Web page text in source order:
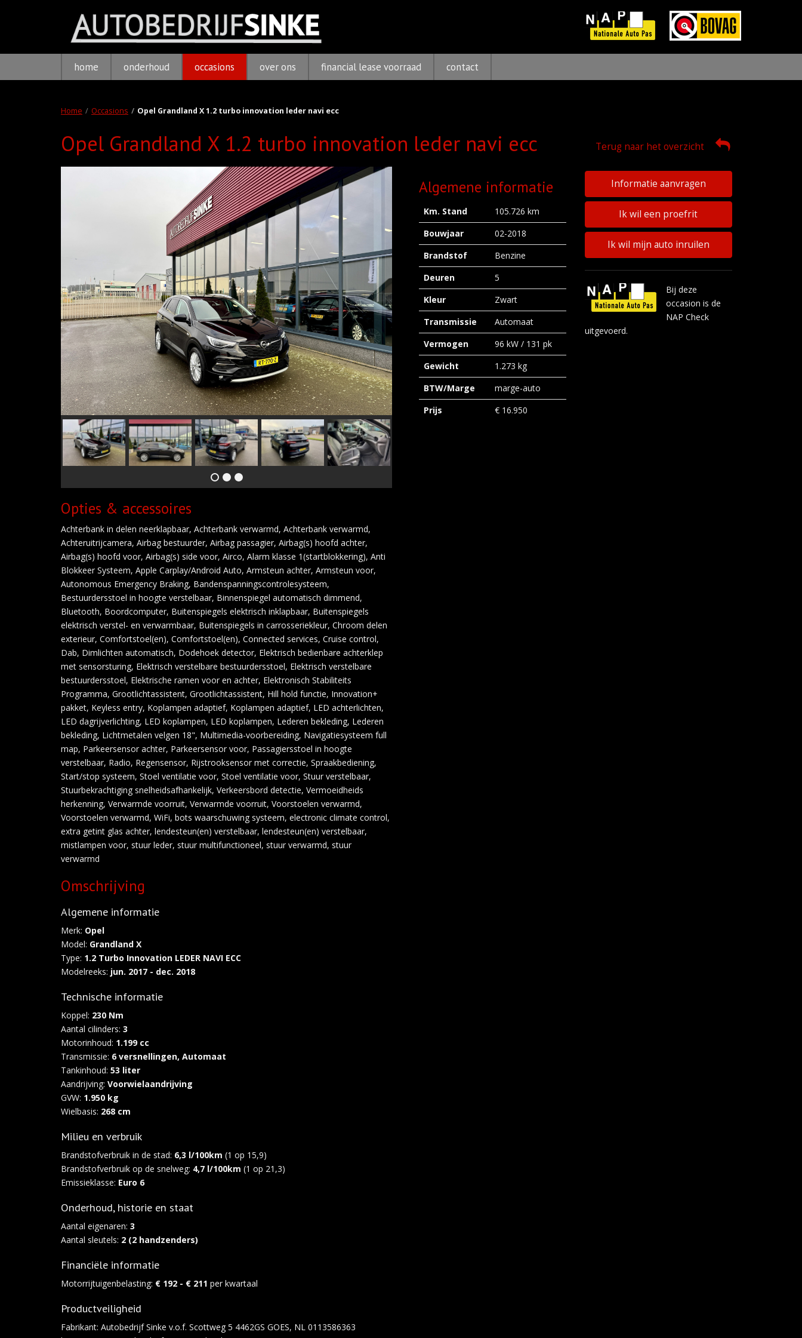
home onderhoud occasions over ons financial lease voorraad contact
Home Occasions Opel Grandland X 1.2 turbo innovation leder navi ecc
Opel Grandland X 1.2 turbo innovation leder navi ecc Terug naar het overzicht
Opties & accessoires
Achterbank in delen neerklapbaar, Achterbank verwarmd, Achterbank verwarmd,
Achteruitrijcamera, Airbag bestuurder, Airbag passagier, Airbag(s) hoofd achter,
Airbag(s) hoofd voor, Airbag(s) side voor, Airco, Alarm klasse 1(startblokkering), Anti
Blokkeer Systeem, Apple Carplay/Android Auto, Armsteun achter, Armsteun voor,
Autonomous Emergency Braking, Bandenspanningscontrolesysteem,
Bestuurdersstoel in hoogte verstelbaar, Binnenspiegel automatisch dimmend,
Bluetooth, Boordcomputer, Buitenspiegels elektrisch inklapbaar, Buitenspiegels
elektrisch verstel- en verwarmbaar, Buitenspiegels in carrosseriekleur, Chroom delen
exterieur, Comfortstoel(en), Comfortstoel(en), Connected services, Cruise control,
Dab, Dimlichten automatisch, Dodehoek detector, Elektrisch bedienbare achterklep
met sensorsturing, Elektrisch verstelbare bestuurdersstoel, Elektrisch verstelbare
bestuurdersstoel, Elektrische ramen voor en achter, Elektronisch Stabiliteits
Programma, Grootlichtassistent, Grootlichtassistent, Hill hold functie, Innovation+
pakket, Keyless entry, Koplampen adaptief, Koplampen adaptief, LED achterlichten,
LED dagrijverlichting, LED koplampen, LED koplampen, Lederen bekleding, Lederen
bekleding, Lichtmetalen velgen 18", Multimedia-voorbereiding, Navigatiesysteem full
map, Parkeersensor achter, Parkeersensor voor, Passagiersstoel in hoogte
verstelbaar, Radio, Regensensor, Rijstrooksensor met correctie, Spraakbediening,
Start/stop systeem, Stoel ventilatie voor, Stoel ventilatie voor, Stuur verstelbaar,
Stuurbekrachtiging snelheidsafhankelijk, Verkeersbord detectie, Vermoeidheids
herkenning, Verwarmde voorruit, Verwarmde voorruit, Voorstoelen verwarmd,
Voorstoelen verwarmd, WiFi, bots waarschuwing systeem, electronic climate control,
extra getint glas achter, lendesteun(en) verstelbaar, lendesteun(en) verstelbaar,
mistlampen voor, stuur leder, stuur multifunctioneel, stuur verwarmd, stuur
verwarmd
Omschrijving
Algemene informatie
Merk: Opel
Model: Grandland X
Type: 1.2 Turbo Innovation LEDER NAVI ECC
Modelreeks: jun. 2017 - dec. 2018
Technische informatie
Koppel: 230 Nm
Aantal cilinders: 3
Motorinhoud: 1.199 cc
Transmissie: 6 versnellingen, Automaat
Tankinhoud: 53 liter
Aandrijving: Voorwielaandrijving
GVW: 1.950 kg
Wielbasis: 268 cm
Milieu en verbruik
Brandstofverbruik in de stad: 6,3 l/100km (1 op 15,9)
Brandstofverbruik op de snelweg: 4,7 l/100km (1 op 21,3)
Emissieklasse: Euro 6
Onderhoud, historie en staat
Aantal eigenaren: 3
Aantal sleutels: 2 (2 handzenders)
Financiële informatie
Motorrijtuigenbelasting: € 192 - € 211 per kwartaal
Productveiligheid
Fabrikant: Autobedrijf Sinke v.o.f. Scottweg 5 4462GS GOES, NL 0113586363
Algemene informatie
Km. Stand
105.726 km
Bouwjaar
02-2018
Brandstof
Benzine
Deuren
5
Kleur
Zwart
Transmissie
Automaat
Vermogen
96 kW / 131 pk
Gewicht
1.273 kg
BTW/marge
marge-auto
Prijs
€ 16.950
Informatie aanvragen
Ik wil een proefrit
Ik wil mijn auto inruilen
Bij deze
occasion is de
NAP Check
uitgevoerd.